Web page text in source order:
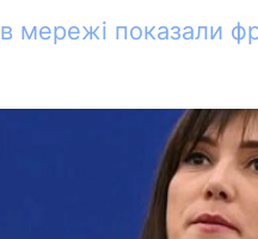
в мережі показали